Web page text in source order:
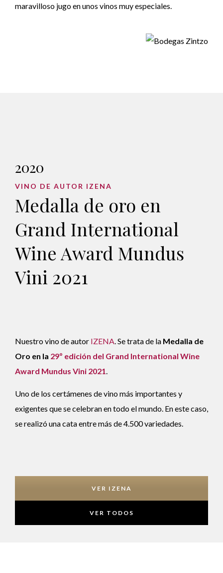
maravilloso jugo en unos vinos muy especiales.
2020
VINO DE AUTOR IZENA
Medalla de oro en
Grand International
Wine Award Mundus
Vini 2021
Nuestro vino de autor IZENA. Se trata de la Medalla de
Oro en la 29º edición del Grand International Wine
Award Mundus Vini 2021.
Uno de los certámenes de vino más importantes y
exigentes que se celebran en todo el mundo. En este caso,
se realizó una cata entre más de 4.500 variedades.
VER IZENA
VER TODOS